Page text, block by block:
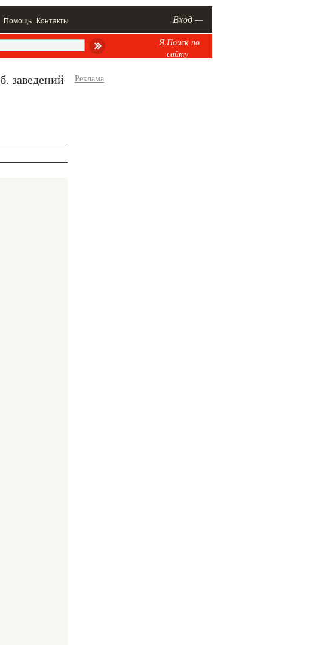
Помощь Контакты Вход —
Я.Поиск по
сайту
заведений Реклама